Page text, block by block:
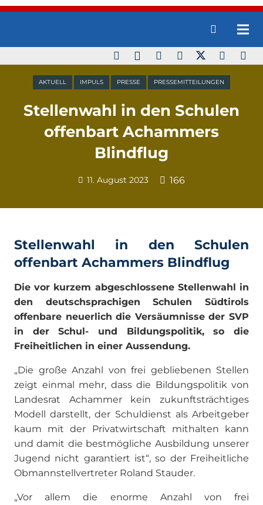
AKTUELL IMPULS PRESSE PRESSEMITTEILUNGEN
Stellenwahl in den Schulen
offenbart Achammers
Blindflug
11. August 2023 166
Stellenwahl in den Schulen
offenbart Achammers Blindflug
Die vor kurzem abgeschlossene Stellenwahl in
den deutschsprachigen Schulen Südtirols
offenbare neuerlich die Versäumnisse der SVP
in der Schul- und Bildungspolitik, so die
Freiheitlichen in einer Aussendung.
„Die große Anzahl von frei gebliebenen Stellen
zeigt einmal mehr, dass die Bildungspolitik von
Landesrat Achammer kein zukunftsträchtiges
Modell darstellt, der Schuldienst als Arbeitgeber
kaum mit der Privatwirtschaft mithalten kann
und damit die bestmögliche Ausbildung unserer
Jugend nicht garantiert ist“, so der Freiheitliche
Obmannstellvertreter Roland Stauder.
„Vor allem die enorme Anzahl von frei